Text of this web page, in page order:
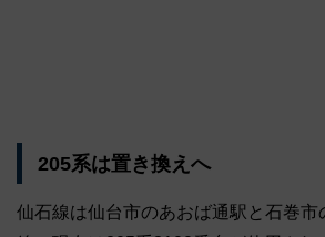
205系は置き換えへ
仙石線は仙台市のあおば通駅と石巻市